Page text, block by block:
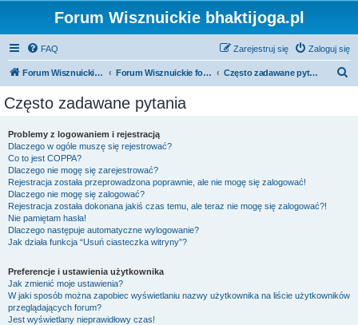
Forum Wisznuickie bhaktijoga.pl
FAQ Zaloguj się
Zarejestruj się
Forum Wisznuickie forum.bhaktijoga.pl Forum Wisznuickie forum.bhaktijoga.pl Często zadawane pytania
Często zadawane pytania
Problemy z logowaniem i rejestracją
Dlaczego w ogóle muszę się rejestrować?
Co to jest COPPA?
Dlaczego nie mogę się zarejestrować?
Rejestracja została przeprowadzona poprawnie, ale nie mogę się zalogować!
Dlaczego nie mogę się zalogować?
Rejestracja została dokonana jakiś czas temu, ale teraz nie mogę się zalogować?!
Nie pamiętam hasła!
Dlaczego następuje automatyczne wylogowanie?
Jak działa funkcja “Usuń ciasteczka witryny”?
Preferencje i ustawienia użytkownika
Jak zmienić moje ustawienia?
W jaki sposób można zapobiec wyświetlaniu nazwy użytkownika na liście użytkowników
przeglądających forum?
Jest wyświetlany nieprawidłowy czas!